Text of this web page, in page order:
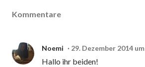
Kommentare
Noemi 29. Dezember 2014
Hallo ihr beiden!